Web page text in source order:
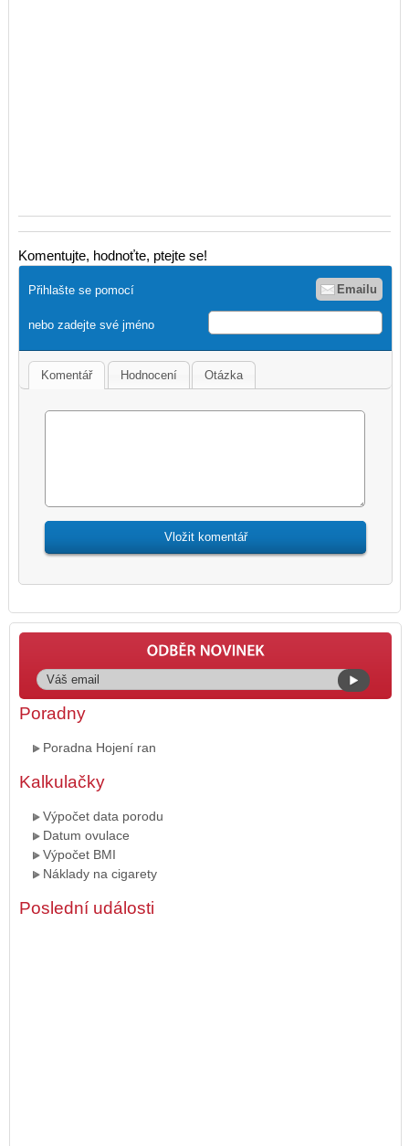
Komentujte, hodnoťte, ptejte se!
Přihlašte se pomocí Emailu
nebo zadejte své jméno
Komentář Hodnocení Otázka
Poradny
Poradna Hojení ran
Kalkulačky
Výpočet data porodu
Datum ovulace
Výpočet BMI
Náklady na cigarety
Poslední události